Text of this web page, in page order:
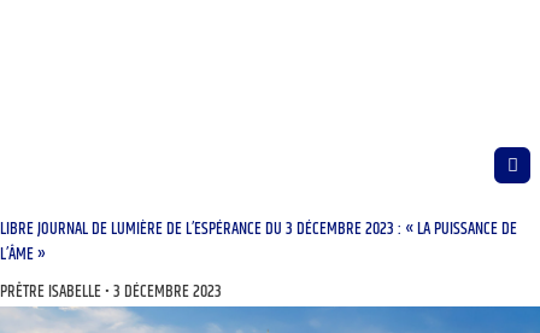
LIBRE JOURNAL DE LUMIÈRE DE L’ESPÉRANCE DU 3 DÉCEMBRE 2023 : « LA PUISSANCE DE
L’ÂME »
PRÊTRE ISABELLE 3 DÉCEMBRE 2023